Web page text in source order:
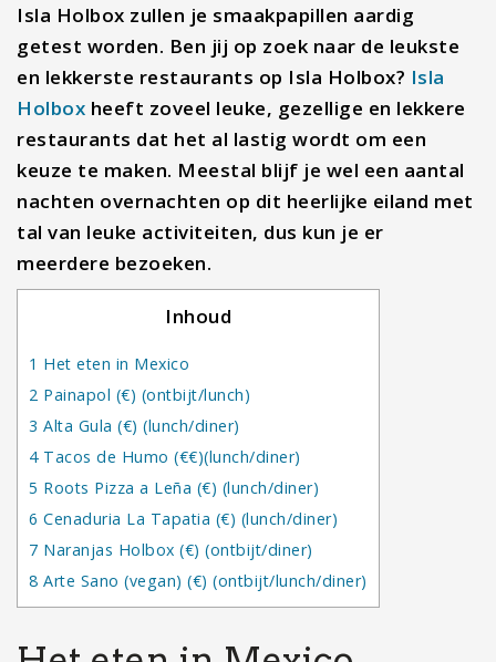
Isla Holbox zullen je smaakpapillen aardig
getest worden. Ben jij op zoek naar de leukste
en lekkerste restaurants op Isla Holbox? Isla
Holbox heeft zoveel leuke, gezellige en lekkere
restaurants dat het al lastig wordt om een
keuze te maken. Meestal blijf je wel een aantal
nachten overnachten op dit heerlijke eiland met
tal van leuke activiteiten, dus kun je er
meerdere bezoeken.
Inhoud
1 Het eten in Mexico
2 Painapol (€) (ontbijt/lunch)
3 Alta Gula (€) (lunch/diner)
4Tacos de Humo (€€)(lunch/diner)
5 Roots Pizza a Leña (€) (lunch/diner)
6 Cenaduria La Tapatia (€) (lunch/diner)
7 Naranjas Holbox (€) (ontbijt/diner)
8 Arte Sano (vegan) (€) (ontbijt/lunch/diner)